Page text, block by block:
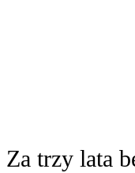
Za trzy lata